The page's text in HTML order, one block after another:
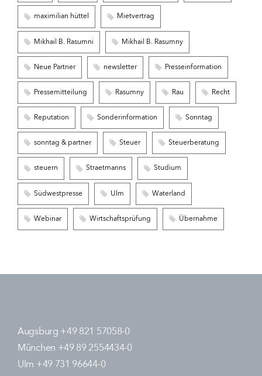
maximilian hüttel Mietvertrag
Mikhail B. Rasumni Mikhail B. Rasumny
Neue Partner newsletter Presseinformation
Pressemitteilung Rasumny Rau Recht
Reputation Sonderinformation Sonntag
sonntag & partner Steuer Steuerberatung
steuern Straetmanns Studium
Südwestpresse Ulm Waterland
Webinar Wirtschaftsprüfung Übernahme
Augsburg +49 821 57058-0
München +49 89 2554434-0
Ulm +49 731 96644-0